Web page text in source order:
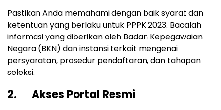
Pastikan Anda memahami dengan baik syarat dan
ketentuan yang berlaku untuk PPPK 2023. Bacalah
informasi yang diberikan oleh Badan Kepegawaian
Negara (BKN) dan instansi terkait mengenai
persyaratan, prosedur pendaftaran, dan tahapan
seleksi.
2. Akses Portal Resmi